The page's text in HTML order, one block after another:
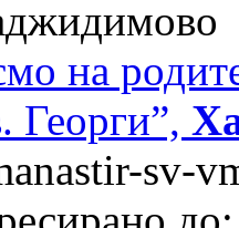
на
Георги”,
sv-